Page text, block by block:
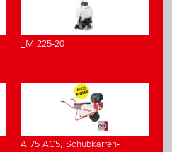
_M 225-20
A 75 AC5, Schubkarren-